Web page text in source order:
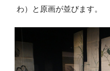
わ）と原画が並びます。